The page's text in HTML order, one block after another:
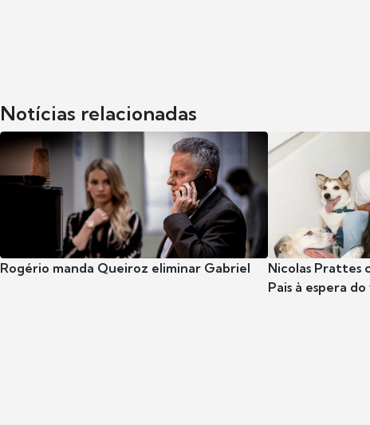
Notícias relacionadas
Rogério manda Queiroz eliminar Gabriel
Nicolas Prattes
Pais à espera